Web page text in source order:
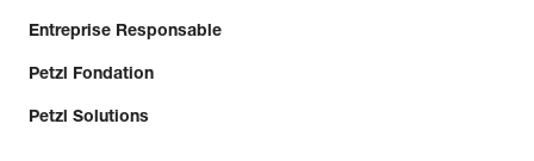
Entreprise Responsable
Petzl Fondation
Petzl Solutions